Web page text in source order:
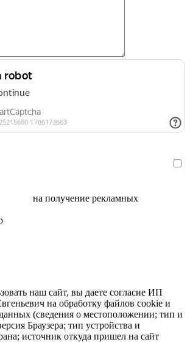
на получение рекламных
наш сайт, вы даете согласие ИП
на обработку файлов cookie и
(сведения о местоположении; тип и
Браузера; тип устройства и
источник откуда пришел на сайт